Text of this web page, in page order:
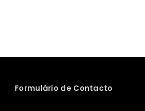
Formulário de Contacto